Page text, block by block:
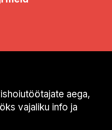
aega,
vajaliku info ja